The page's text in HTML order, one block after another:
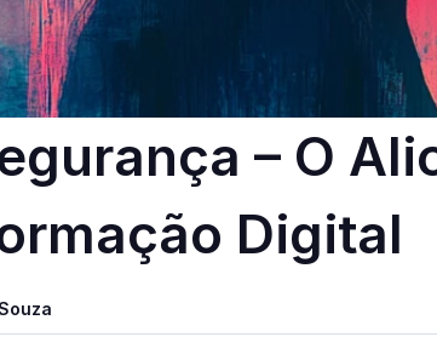
– O
Digital